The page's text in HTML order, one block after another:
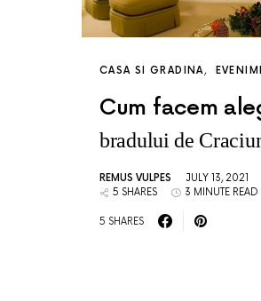
CASA SI GRADINA
Cum facem
bradului de
REMUS VULPES JULY 13, 2021
5 SHARES
3 MINUTE READ
5 SHARES